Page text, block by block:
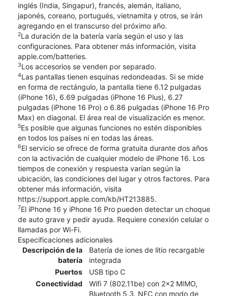
inglés (India, Singapur), francés, alemán, italiano,
japonés, coreano, portugués, vietnamita y otros, se irán
agregando en el transcurso del próximo año.
2La duración de la batería varía según el uso y las
configuraciones. Para obtener más información, visita
apple.com/batteries.
3Los accesorios se venden por separado.
4Las pantallas tienen esquinas redondeadas. Si se mide
en forma de rectángulo, la pantalla tiene 6.12 pulgadas
(iPhone 16), 6.69 pulgadas (iPhone 16 Plus), 6.27
pulgadas (iPhone 16 Pro) o 6.86 pulgadas (iPhone 16 Pro
Max) en diagonal. El área real de visualización es menor.
5Es posible que algunas funciones no estén disponibles
en todos los países ni en todas las áreas.
6El servicio se ofrece de forma gratuita durante dos años
con la activación de cualquier modelo de iPhone 16. Los
tiempos de conexión y respuesta varían según la
ubicación, las condiciones del lugar y otros factores. Para
obtener más información, visita
https://support.apple.com/kb/HT213885.
7El iPhone 16 y iPhone 16 Pro pueden detectar un choque
de auto grave y pedir ayuda. Requiere conexión celular o
llamadas por Wi-Fi.
Especificaciones adicionales
Descripción de la
batería
Batería de iones de litio recargable
integrada
Puertos
USB tipo C
Conectividad
Wifi 7 (802.11be) con 2x2 MIMO,
Bluetooth 5.3, NFC con modo de